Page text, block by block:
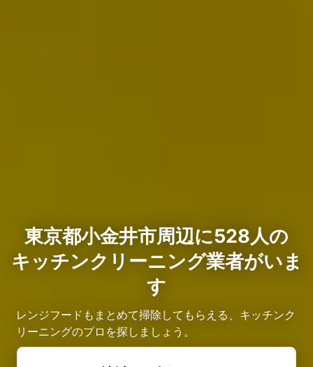
東京都小金井市周辺に528人の
キッチンクリーニング業者がいま
す
レンジフードもまとめて掃除してもらえる、キッチンク
リーニングのプロを探しましょう。